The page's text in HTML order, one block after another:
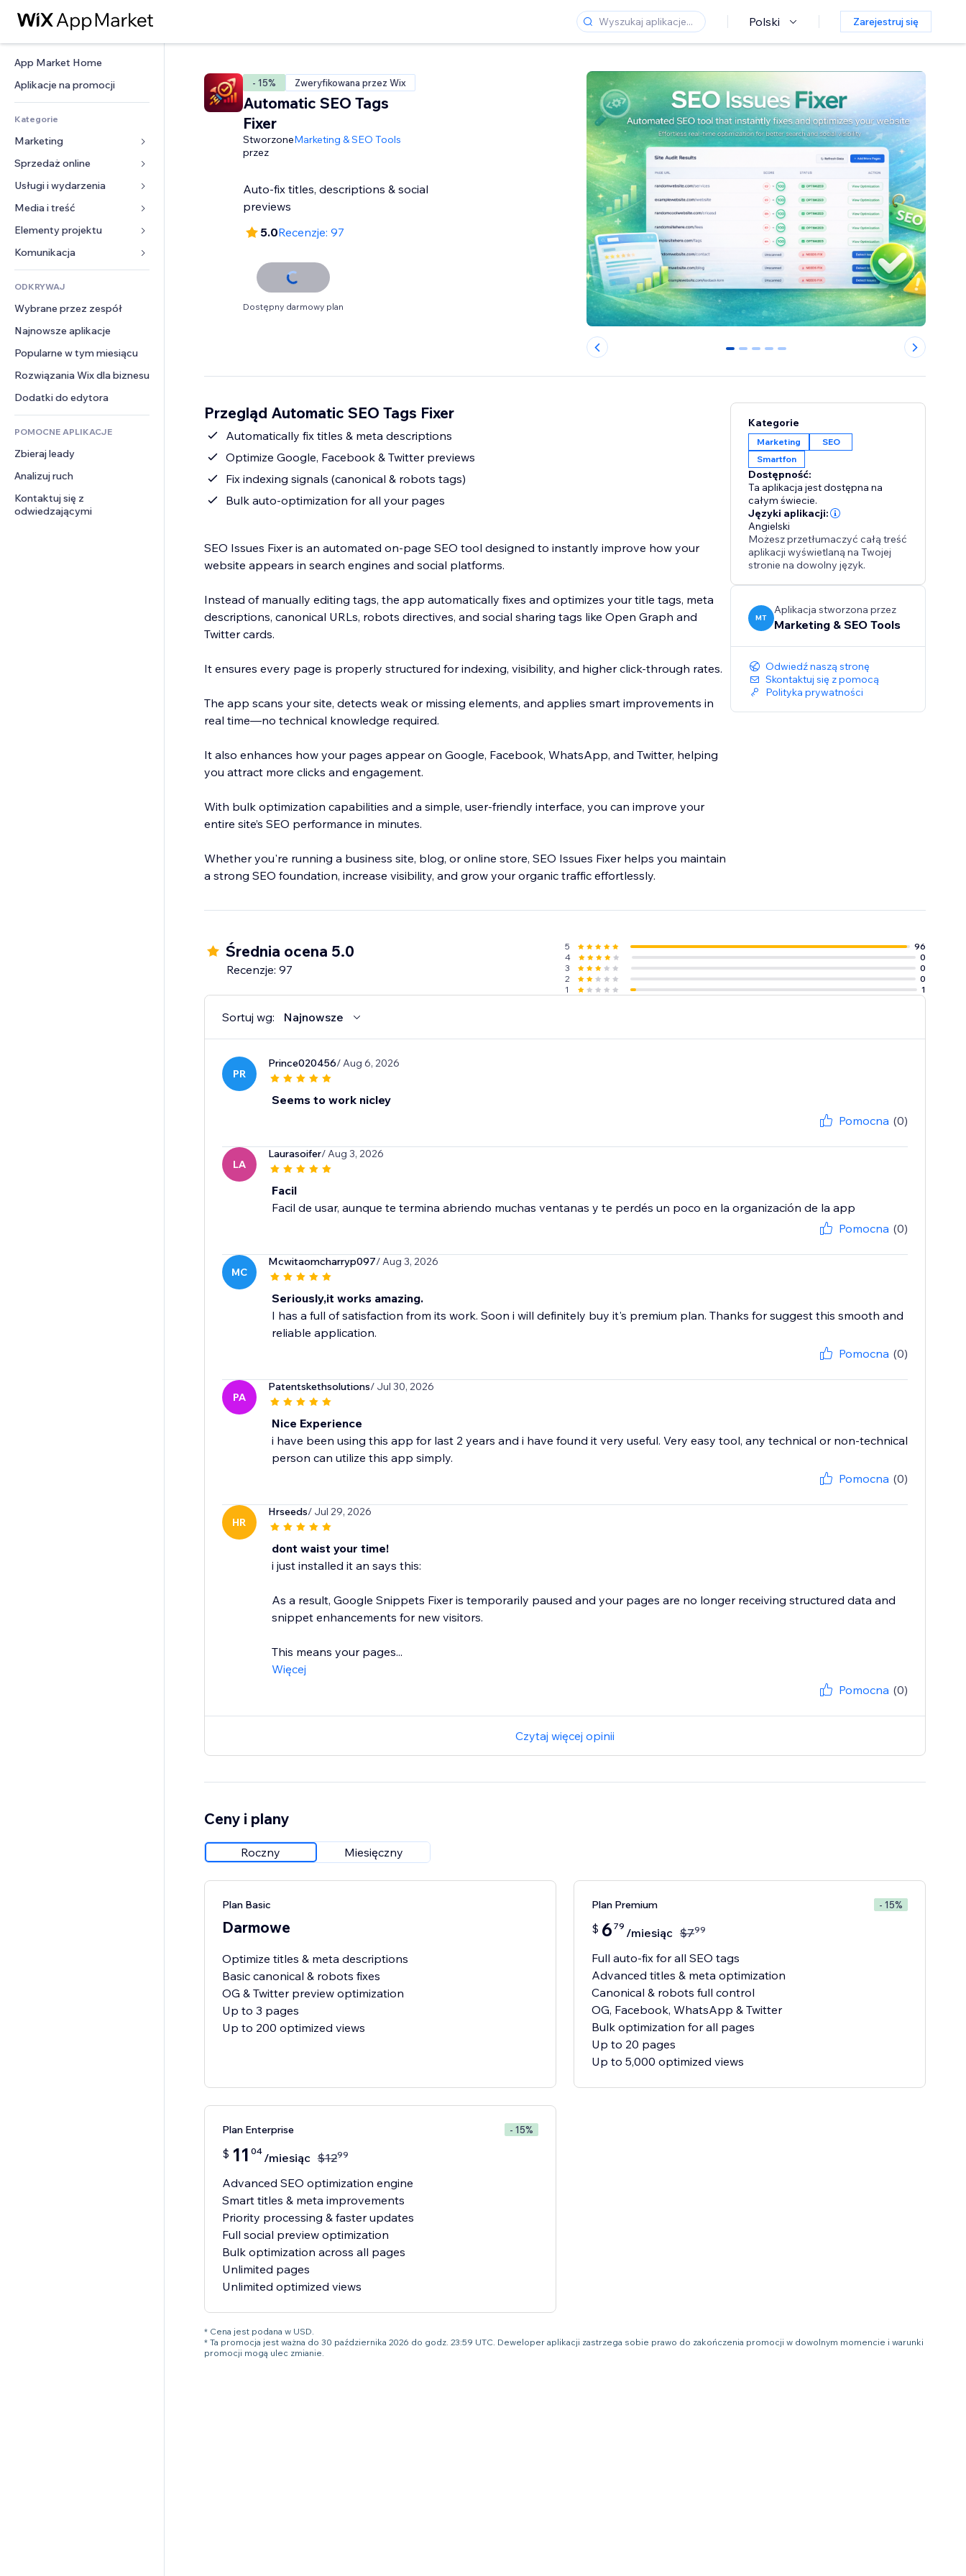
Polski Zarejestruj się
App Market Home
Aplikacje na promocji
Kategorie
Marketing
Reklamy
Smartfon
Analityka
Listy witryn
E-mail
Sprzedaż online
Aplikacje do sklepów
Wysyłka i dostawa
Przyciski sprzedaży
Rachunkowość
Kupony i lojalność
Rozwiązania dla
magazynowania
Dropshipping
Ceny i subskrypcja
Crowdfunding
Żywność i napoje
Usługi i wydarzenia
Hotele
Wydarzenia
Restauracje
Nieruchomości
Rezerwacje
Media i treść
Galeria
Muzyka
Podkasty
Fotografia
Film
PDF
Udostępnianie plików
Wiadomości
Elementy projektu
Mapy i nawigacja
Prywatność i bezpieczeństwo
Zegar
Szablony stron
Efekty obrazu
Przyciski i menu
Banery i odznaki
Kalkulatory
Szukaj
Pogoda
Wykresy i tabele
Formularze
Ankiety
Czat
Komentarze
Telefon
Społeczność
Opinie i polecenia
CRM
ODKRYWAJ
Wybrane przez zespół
Najnowsze aplikacje
Popularne w tym miesiącu
Rozwiązania Wix dla biznesu
Dodatki do edytora
POMOCNE APLIKACJE
Zbieraj leady
Analizuj ruch
Kontaktuj się z
odwiedzającymi
- 15% Zweryfikowana przez Wix
Automatic SEO Tags
Fixer
Stworzone
przez
Marketing & SEO Tools
Auto-fix titles, descriptions & social
previews
5.0Recenzje: 97
Dostępny darmowy plan
0 1 2 3 4
Przegląd Automatic SEO Tags Fixer
Automatically fix titles & meta descriptions
Optimize Google, Facebook & Twitter previews
Fix indexing signals (canonical & robots tags)
Bulk auto-optimization for all your pages
SEO Issues Fixer is an automated on-page SEO tool designed to instantly improve how your
website appears in search engines and social platforms.
Instead of manually editing tags, the app automatically fixes and optimizes your title tags, meta
descriptions, canonical URLs, robots directives, and social sharing tags like Open Graph and
Twitter cards.
It ensures every page is properly structured for indexing, visibility, and higher click-through rates.
The app scans your site, detects weak or missing elements, and applies smart improvements in
real time—no technical knowledge required.
It also enhances how your pages appear on Google, Facebook, WhatsApp, and Twitter, helping
you attract more clicks and engagement.
With bulk optimization capabilities and a simple, user-friendly interface, you can improve your
entire site’s SEO performance in minutes.
Whether you're running a business site, blog, or online store, SEO Issues Fixer helps you maintain
a strong SEO foundation, increase visibility, and grow your organic traffic effortlessly.
Kategorie
Marketing
SEO
Smartfon
Dostępność:
Ta aplikacja jest dostępna na
całym świecie.
Języki aplikacji:
Angielski
Możesz przetłumaczyć całą treść
aplikacji wyświetlaną na Twojej
stronie na dowolny język.
MT
Aplikacja stworzona przez
Marketing & SEO Tools
Odwiedź naszą stronę
Skontaktuj się z pomocą
Polityka prywatności
Średnia ocena 5.0
Recenzje: 97
5
96
4
0
3
0
2
0
1
1
Sortuj wg: Najnowsze
PR
Prince020456/ Aug 6, 2026
Seems to work nicley
Pomocna (0)
LA
Laurasoifer/ Aug 3, 2026
Facil
Facil de usar, aunque te termina abriendo muchas ventanas y te perdés un poco en la organización de la app
Pomocna (0)
MC
Mcwitaomcharryp097/ Aug 3, 2026
Seriously,it works amazing.
I has a full of satisfaction from its work. Soon i will definitely buy it's premium plan. Thanks for suggest this smooth and
reliable application.
Pomocna (0)
PA
Patentskethsolutions/ Jul 30, 2026
Nice Experience
i have been using this app for last 2 years and i have found it very useful. Very easy tool, any technical or non-technical
person can utilize this app simply.
Pomocna (0)
HR
Hrseeds/ Jul 29, 2026
dont waist your time!
i just installed it an says this:
As a result, Google Snippets Fixer is temporarily paused and your pages are no longer receiving structured data and
snippet enhancements for new visitors.
This means your pages...
Więcej
Pomocna (0)
Czytaj więcej opinii
Ceny i plany
Roczny Miesięczny
Plan Basic
Darmowe
Optimize titles & meta descriptions
Basic canonical & robots fixes
OG & Twitter preview optimization
Up to 3 pages
Up to 200 optimized views
Plan Premium - 15%
$ 6 79 /miesiąc $799
Full auto-fix for all SEO tags
Advanced titles & meta optimization
Canonical & robots full control
OG, Facebook, WhatsApp & Twitter
Bulk optimization for all pages
Up to 20 pages
Up to 5,000 optimized views
Plan Enterprise - 15%
$ 11 04 /miesiąc $1299
Advanced SEO optimization engine
Smart titles & meta improvements
Priority processing & faster updates
Full social preview optimization
Bulk optimization across all pages
Unlimited pages
Unlimited optimized views
* Cena jest podana w USD.
* Ta promocja jest ważna do 30 października 2026 do godz. 23:59 UTC. Deweloper aplikacji zastrzega sobie prawo do zakończenia promocji w dowolnym momencie i warunki
promocji mogą ulec zmianie.